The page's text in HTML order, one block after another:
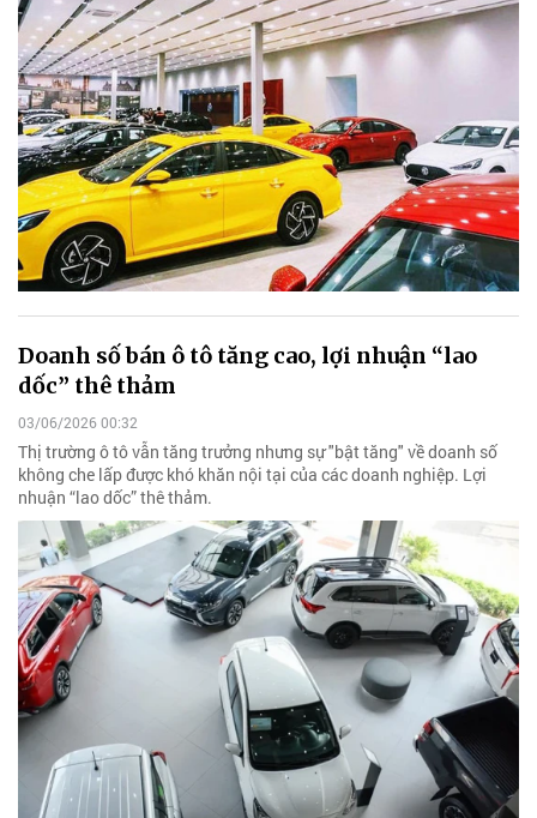
Doanh số bán ô tô tăng cao, lợi nhuận “lao
dốc” thê thảm
03/06/2026 00:32
Thị trường ô tô vẫn tăng trưởng nhưng sự "bật tăng" về doanh số
không che lấp được khó khăn nội tại của các doanh nghiệp. Lợi
nhuận “lao dốc” thê thảm.